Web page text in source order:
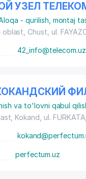
УЗЕЛ
- qurilish, montaj
Chust, ul.
42_info@telecom.uz
КОКАНДСКИЙ
va to'lovni qabul
Kokand, ul. FURKATA
perfectum.uz